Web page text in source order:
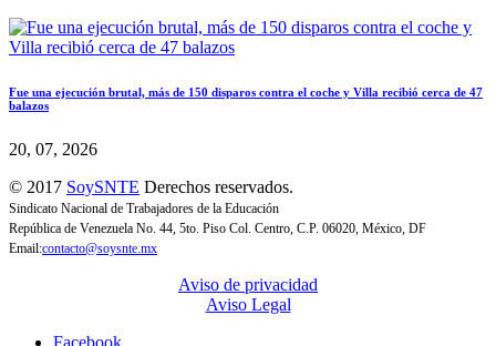
Fue una ejecución brutal, más de 150 disparos contra el coche y Villa recibió cerca de 47
balazos
20, 07, 2026
© 2017 SoySNTE Derechos reservados.
Sindicato Nacional de Trabajadores de la Educación
República de Venezuela No. 44, 5to. Piso Col. Centro, C.P. 06020, México, DF
Email:contacto@soysnte.mx
Aviso de privacidad
Aviso Legal
Facebook